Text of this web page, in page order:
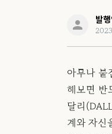
발
아무나 붙
해보면 반
달리
계와 자신